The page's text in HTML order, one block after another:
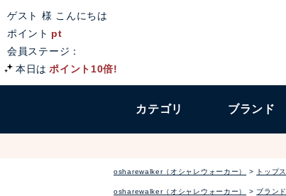
ゲスト 様 こんにちは
ポイント pt
会員ステージ：
本日は ポイント10倍!
カテゴリ ブランド
osharewalker（オシャレウォーカー） トップス
osharewalker（オシャレウォーカー） ブランド